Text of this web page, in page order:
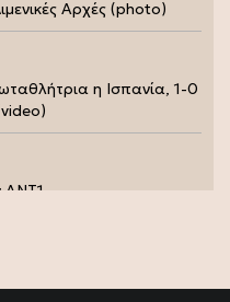
Αρχές (photo)
η Ισπανία, 1-0
ΑΝΤ1